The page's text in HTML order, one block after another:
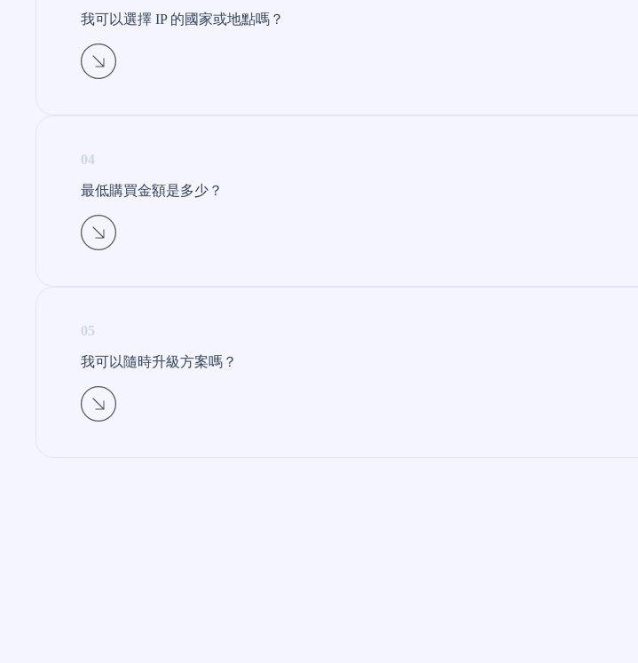
我可以選擇 IP 的國家或地點嗎？
04
最低購買金額是多少？
05
我可以隨時升級方案嗎？